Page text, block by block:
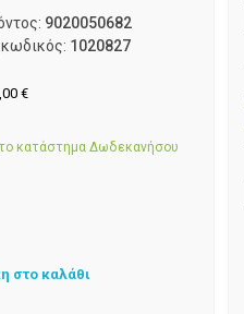
9020050682
1020827
€
κατάστημα Δωδεκανήσου
στο καλάθι